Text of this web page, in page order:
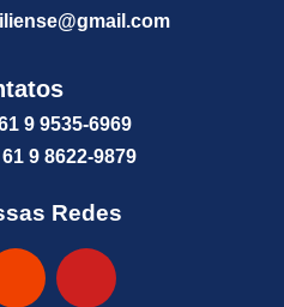
ail.com
9 9535-6969
9 8622-9879
Redes